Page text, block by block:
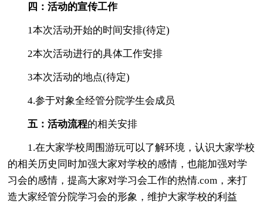
四：活动的宣传工作
1本次活动开始的时间安排(待定)
2本次活动进行的具体工作安排
3本次活动的地点(待定)
4.参于对象全经管分院学生会成员
五：活动流程的相关安排
1.在大家学校周围游玩可以了解环境，认识大家学校
的相关历史同时加强大家对学校的感情，也能加强对学
习会的感情，提高大家对学习会工作的热情.com，来打
造大家经管分院学习会的形象，维护大家学校的利益